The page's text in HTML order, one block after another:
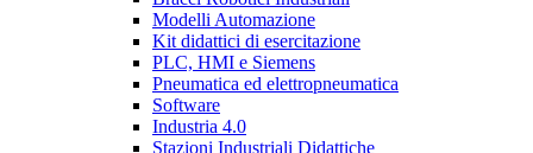
Modelli Automazione
Kit didattici di esercitazione
PLC, HMI e Siemens
Pneumatica ed elettropneumatica
Software
Industria 4.0
Stazioni Industriali Didattiche